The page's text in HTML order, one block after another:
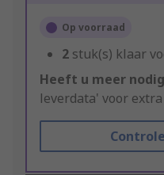
Op voorraad
2 stuk(s) klaar
Heeft u meer
leverdata' voor